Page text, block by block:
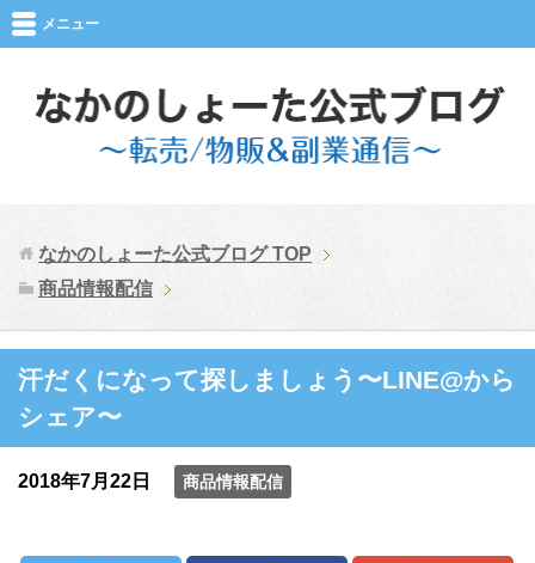
メニュー
なかのしょーた公式ブログTOP
商品情報配信
汗だくになって探しましょう〜LINE@から
シェア〜
2018年7月22日 商品情報配信